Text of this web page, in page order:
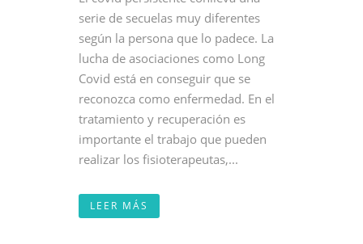
serie de secuelas muy diferentes
según la persona que lo padece. La
lucha de asociaciones como Long
Covid está en conseguir que se
reconozca como enfermedad. En el
tratamiento y recuperación es
importante el trabajo que pueden
realizar los fisioterapeutas,...
LEER MÁS